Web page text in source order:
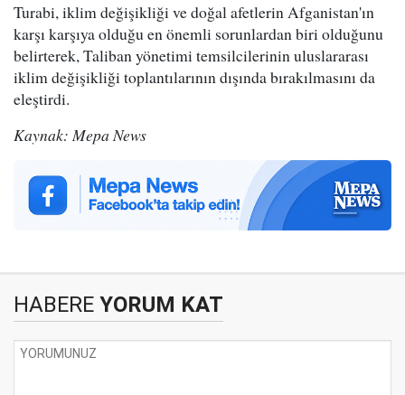
Turabi, iklim değişikliği ve doğal afetlerin Afganistan'ın
karşı karşıya olduğu en önemli sorunlardan biri olduğunu
belirterek, Taliban yönetimi temsilcilerinin uluslararası
iklim değişikliği toplantılarının dışında bırakılmasını da
eleştirdi.
Kaynak: Mepa News
HABERE YORUM KAT